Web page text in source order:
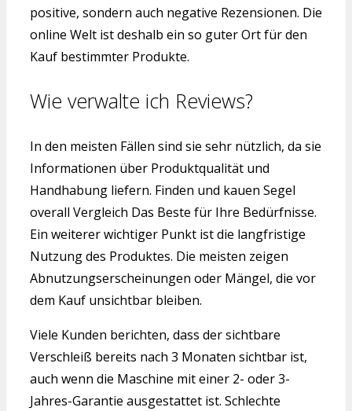
positive, sondern auch negative Rezensionen. Die
online Welt ist deshalb ein so guter Ort für den
Kauf bestimmter Produkte.
Wie verwalte ich Reviews?
In den meisten Fällen sind sie sehr nützlich, da sie
Informationen über Produktqualität und
Handhabung liefern. Finden und kauen Segel
overall Vergleich Das Beste für Ihre Bedürfnisse.
Ein weiterer wichtiger Punkt ist die langfristige
Nutzung des Produktes. Die meisten zeigen
Abnutzungserscheinungen oder Mängel, die vor
dem Kauf unsichtbar bleiben.
Viele Kunden berichten, dass der sichtbare
Verschleiß bereits nach 3 Monaten sichtbar ist,
auch wenn die Maschine mit einer 2- oder 3-
Jahres-Garantie ausgestattet ist. Schlechte